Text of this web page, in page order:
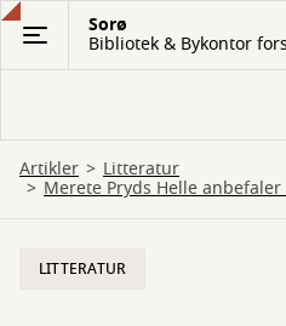
Gå
hovedindhold
Sorø
Bibliotek & Bykontor
Artikler Litteratur
Merete Pryds Helle
LITTERATUR